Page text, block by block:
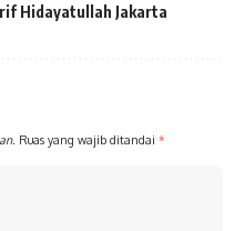
Hidayatullah Jakarta
Ruas yang wajib ditandai *